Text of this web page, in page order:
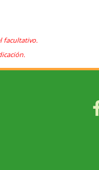
facultativo.